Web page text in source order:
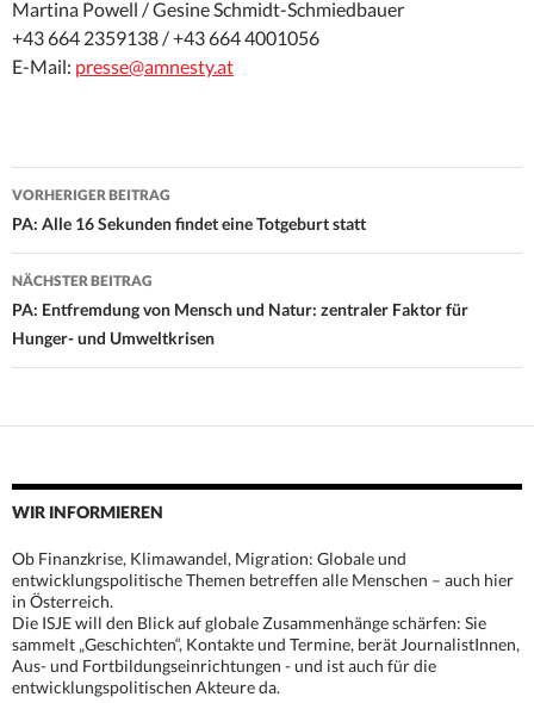
Martina Powell / Gesine Schmidt-Schmiedbauer
+43 664 2359138 / +43 664 4001056
E-Mail: presse@amnesty.at
Beitrags-
Navigation
VORHERIGER BEITRAG
PA: Alle 16 Sekunden findet eine Totgeburt statt
NÄCHSTER BEITRAG
PA: Entfremdung von Mensch und Natur: zentraler Faktor für
Hunger- und Umweltkrisen
WIR INFORMIEREN
Ob Finanzkrise, Klimawandel, Migration: Globale und
entwicklungspolitische Themen betreffen alle Menschen – auch hier
in Österreich.
Die ISJE will den Blick auf globale Zusammenhänge schärfen: Sie
sammelt „Geschichten“, Kontakte und Termine, berät JournalistInnen,
Aus- und Fortbildungseinrichtungen - und ist auch für die
entwicklungspolitischen Akteure da.